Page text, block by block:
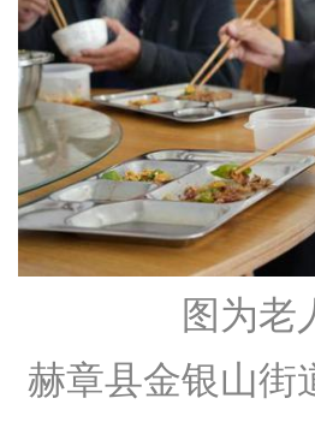
图为老人
赫章县金银山街